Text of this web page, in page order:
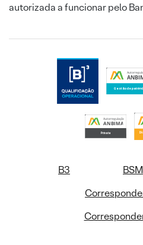
autorizada a funcionar pelo
B3 BSM